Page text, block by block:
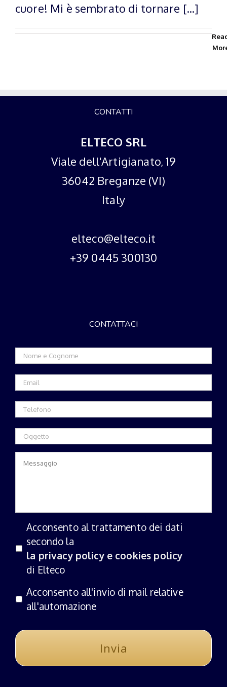
cuore! Mi è sembrato di tornare [...]
CONTATTI
ELTECO SRL
Viale dell'Artigianato, 19
36042 Breganze (VI)
Italy
elteco@elteco.it
+39 0445 300130
CONTATTACI
Acconsento al trattamento dei dati
secondo la
la privacy policy e cookies policy
di Elteco
Acconsento all'invio di mail relative
all'automazione